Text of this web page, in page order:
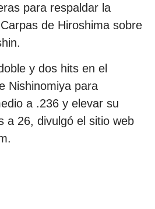
para respaldar la
de Hiroshima sobre
y dos hits en el
Nishinomiya para
a .236 y elevar su
a 26, divulgó el sitio web